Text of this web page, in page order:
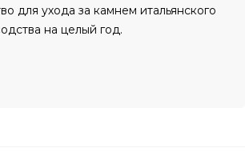
для ухода за камнем итальянского
на целый год.